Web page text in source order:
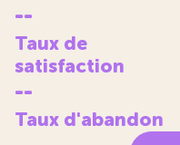
--
Taux de
satisfaction
--
Taux d'abandon